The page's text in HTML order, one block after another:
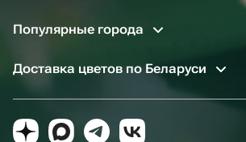
Популярные города
Доставка цветов по Беларуси